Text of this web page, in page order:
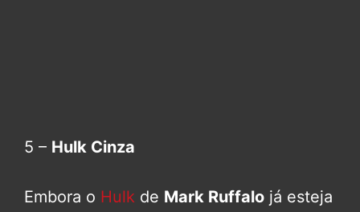
5 – Hulk Cinza
Embora o Hulk de Mark Ruffalo já esteja